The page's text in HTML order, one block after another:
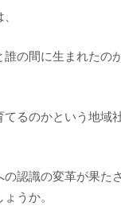
誰の間に生まれたの
てるのかという地域
の認識の変革が果た
うか。